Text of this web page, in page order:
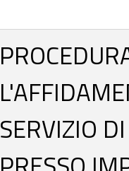
SERVIZIO